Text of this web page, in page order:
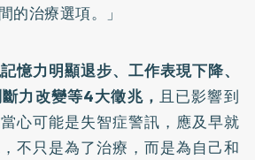
的治療選項。」
憶力明顯退步、工作表現下降、
力改變等4大徵兆， 且已影響到
心可能是失智症警訊，應及早就
不只是為了治療，而是為自己和